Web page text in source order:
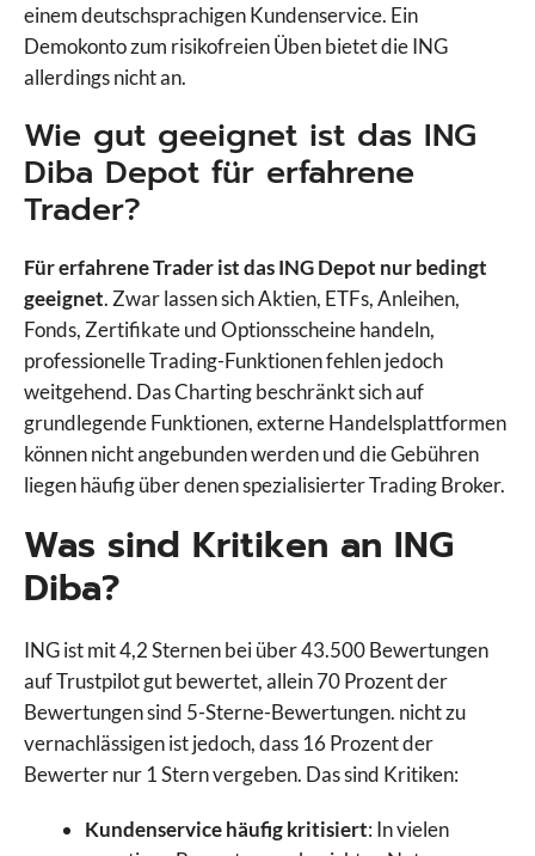
einem deutschsprachigen Kundenservice. Ein
Demokonto zum risikofreien Üben bietet die ING
allerdings nicht an.
Wie gut geeignet ist das ING
Diba Depot für erfahrene
Trader?
Für erfahrene Trader ist das ING Depot nur bedingt
geeignet. Zwar lassen sich Aktien, ETFs, Anleihen,
Fonds, Zertifikate und Optionsscheine handeln,
professionelle Trading-Funktionen fehlen jedoch
weitgehend. Das Charting beschränkt sich auf
grundlegende Funktionen, externe Handelsplattformen
können nicht angebunden werden und die Gebühren
liegen häufig über denen spezialisierter Trading Broker.
Was sind Kritiken an ING
Diba?
ING ist mit 4,2 Sternen bei über 43.500 Bewertungen
auf Trustpilot gut bewertet, allein 70 Prozent der
Bewertungen sind 5-Sterne-Bewertungen. nicht zu
vernachlässigen ist jedoch, dass 16 Prozent der
Bewerter nur 1 Stern vergeben. Das sind Kritiken:
Kundenservice häufig kritisiert: In vielen